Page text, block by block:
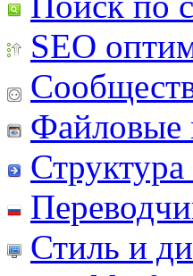
SEO
Файловые
Стиль и